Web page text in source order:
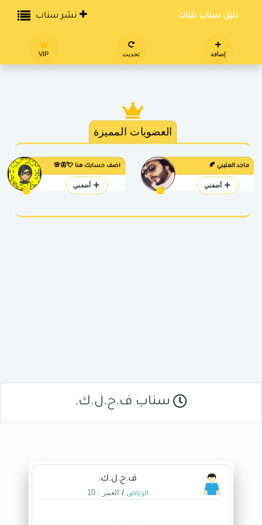
دليل سناب شات نشر سناب
إضافة تحديث VIP
العضويات المميزة
ماجد العتيبي 🍂
أضفني
اضف حسابك هنا 💘🦋🌸
أضفني
سناب ف.ح.ل.ك.
ف.ح.ل.ك.
الرياض / العمر : 10